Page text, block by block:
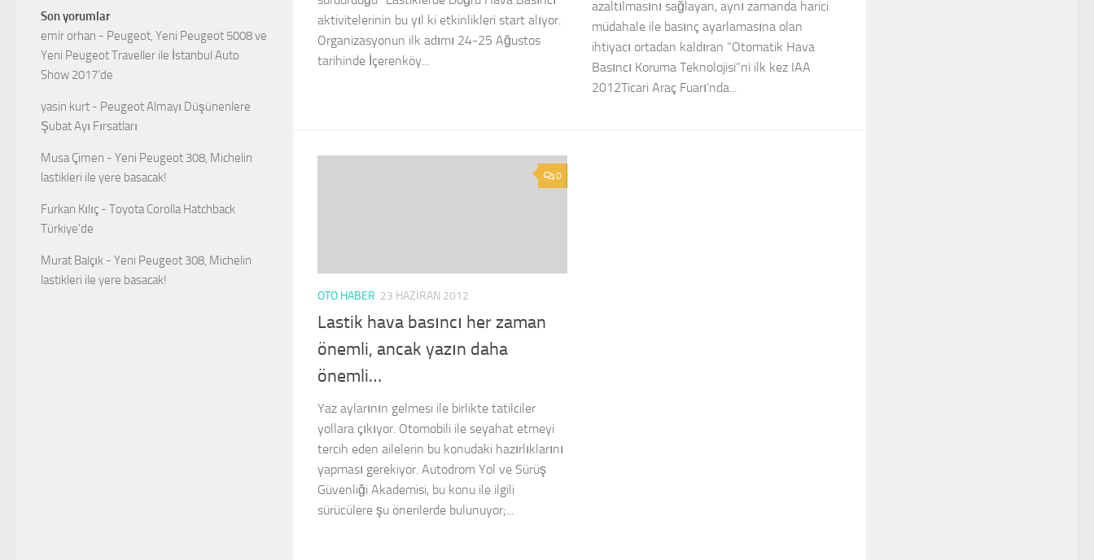
aktivitelerinin bu yıl ki etkinlikleri start alıyor.
Organizasyonun ilk adımı 24-25 Ağustos
tarihinde İçerenköy...
azaltılmasını sağlayan, aynı zamanda harici
müdahale ile basınç ayarlamasına olan
ihtiyacı ortadan kaldıran “Otomatik Hava
Basıncı Koruma Teknolojisi”ni ilk kez IAA
2012Ticari Araç Fuarı’nda...
0
OTO HABER 23 HAZIRAN 2012
Lastik hava basıncı her zaman
önemli, ancak yazın daha
önemli…
Yaz aylarının gelmesi ile birlikte tatilciler
yollara çıkıyor. Otomobili ile seyahat etmeyi
tercih eden ailelerin bu konudaki hazırlıklarını
yapması gerekiyor. Autodrom Yol ve Sürüş
Güvenliği Akademisi, bu konu ile ilgili
sürücülere şu önerilerde bulunuyor;...
Son yorumlar
emir orhan - Peugeot, Yeni Peugeot 5008 ve
Yeni Peugeot Traveller ile İstanbul Auto
Show 2017’de
yasin kurt - Peugeot Almayı Düşünenlere
Şubat Ayı Fırsatları
Musa Çimen - Yeni Peugeot 308, Michelin
lastikleri ile yere basacak!
Furkan Kılıç - Toyota Corolla Hatchback
Türkiye’de
Murat Balçık - Yeni Peugeot 308, Michelin
lastikleri ile yere basacak!